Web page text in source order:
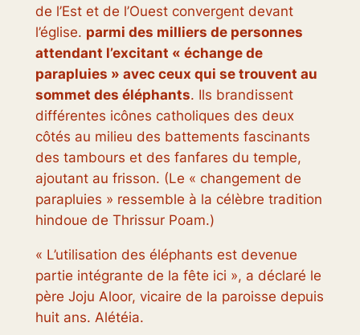
de l’Est et de l’Ouest convergent devant
l’église. parmi des milliers de personnes
attendant l’excitant « échange de
parapluies » avec ceux qui se trouvent au
sommet des éléphants. Ils brandissent
différentes icônes catholiques des deux
côtés au milieu des battements fascinants
des tambours et des fanfares du temple,
ajoutant au frisson. (Le « changement de
parapluies » ressemble à la célèbre tradition
hindoue de Thrissur Poam.)
« L’utilisation des éléphants est devenue
partie intégrante de la fête ici », a déclaré le
père Joju Aloor, vicaire de la paroisse depuis
huit ans. Alétéia.